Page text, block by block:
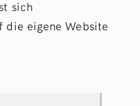
sich
eigene Website